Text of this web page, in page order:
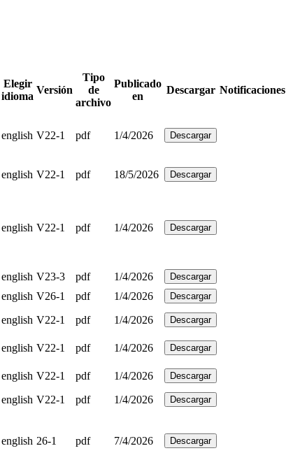
Elegir
idioma
Versión
Tipo
de
archivo
Publicado
en
Descargar Notificaciones
english V22-1 pdf 1/4/2026 Descargar
english V22-1 pdf 18/5/2026 Descargar
english V22-1 pdf 1/4/2026 Descargar
english V23-3 pdf 1/4/2026 Descargar
english V26-1 pdf 1/4/2026 Descargar
english V22-1 pdf 1/4/2026 Descargar
english V22-1 pdf 1/4/2026 Descargar
english V22-1 pdf 1/4/2026 Descargar
english V22-1 pdf 1/4/2026 Descargar
english 26-1 pdf 7/4/2026 Descargar